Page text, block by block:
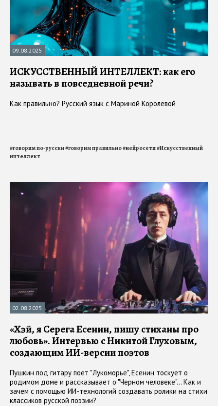
09.08.2025
ИСКУССТВЕННЫЙ ИНТЕЛЛЕКТ: как его
называть в повседневной речи?
Как правильно? Русский язык с Мариной Королевой
#говорим по-русски#говорим правильно#нейросети#Искусственный
интеллект
02.08.2025
«Хэй, я Серега Есенин, пишу стиханы про
любовь». Интервью с Никитой Глуховым,
создающим ИИ-версии поэтов
Пушкин под гитару поет "Лукоморье", Есенин тоскует о
родимом доме и рассказывает о "Черном человеке"... Как и
зачем с помощью ИИ-технологий создавать ролики на стихи
классиков русской поэзии?